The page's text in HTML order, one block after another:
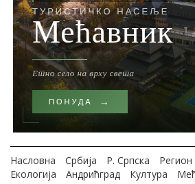
Насловна Србија Р. Српска Регион
Екологија
Андрићград Култура